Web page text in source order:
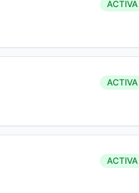
ACTIVA
ACTIVA
ACTIVA